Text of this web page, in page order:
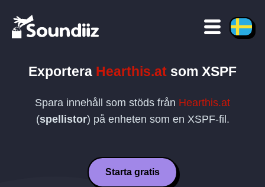
Exportera Hearthis.at som XSPF
Spara innehåll som stöds från Hearthis.at
(spellistor) på enheten som en XSPF-fil.
Starta gratis